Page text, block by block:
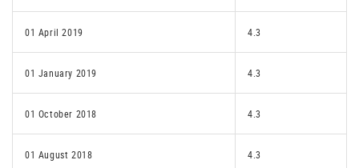
01 April 2019 4.3
01 January 2019 4.3
01 October 2018 4.3
01 August 2018 4.3